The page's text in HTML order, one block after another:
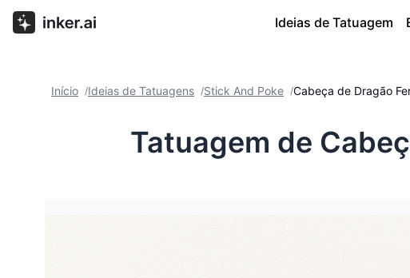
Ideias de Tatuagem
Início /Ideias de Tatuagens /Stick And Poke /Cabeça de Dragão
Tatuagem de